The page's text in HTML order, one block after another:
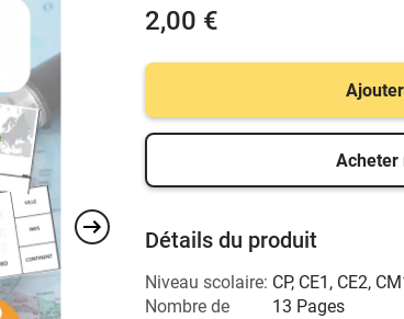
2,00 €
Acheter
Détails du produit
Niveau scolaire: CP, CE1 , CE2,
Nombre de
13 Pages